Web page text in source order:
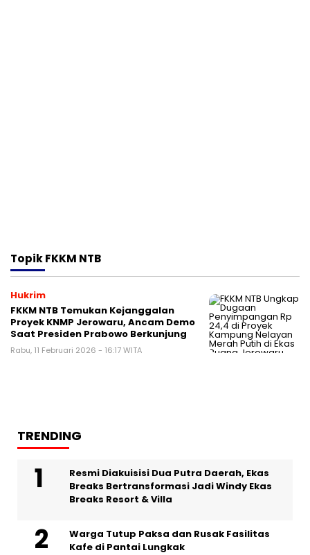
TopikFKKM NTB
Hukrim
FKKM NTB Temukan Kejanggalan
Proyek KNMP Jerowaru, Ancam Demo
Saat Presiden Prabowo Berkunjung
Rabu, 11 Februari 2026 - 16:17 WITA
TRENDING
Resmi Diakuisisi Dua Putra Daerah, Ekas
Breaks Bertransformasi Jadi Windy Ekas
Breaks Resort & Villa
Warga Tutup Paksa dan Rusak Fasilitas
Kafe di Pantai Lungkak